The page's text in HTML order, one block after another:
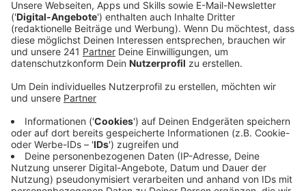
Anzeige
Verkehrsänderungen ab dem 10.10.2024
Anzeige
Am Hitdorfer Kreisel zwischen Ringstraße und
Hitdorfer Straße wird ab dem 10.10.2024 gebaut. Das
Ziel: Weniger Autoverkehr und mehr Sicherheit im
Hitdorfer Ortskern. Da soll in Zukunft weniger